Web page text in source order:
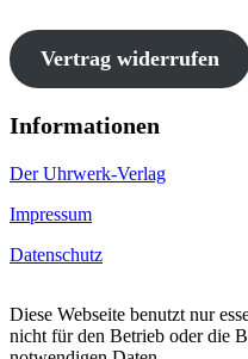
Vertrag widerrufen
Informationen
Der Uhrwerk-Verlag
Impressum
Datenschutz
Diese Webseite benutzt nur
nicht für den Betrieb oder die